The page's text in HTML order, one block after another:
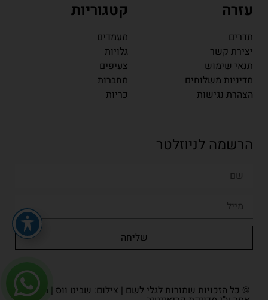
עזרה
תדרים
יצירת קשר
תנאי שימוש
מדיניות משלוחים
הצהרת נגישות
קטגוריות
מעמדים
גלויות
צעיפים
מחברות
כריות
הרשמה לניוזלטר
שליחה
© כל הזכויות שמורות לגלי לשם | צילום: שביט ווס | בניית